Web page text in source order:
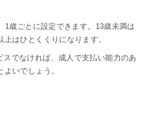
1歳ごとに設定できます。13歳未満は
上はひとくくりになります。
スでなければ、成人で支払い能力のあ
よいでしょう。